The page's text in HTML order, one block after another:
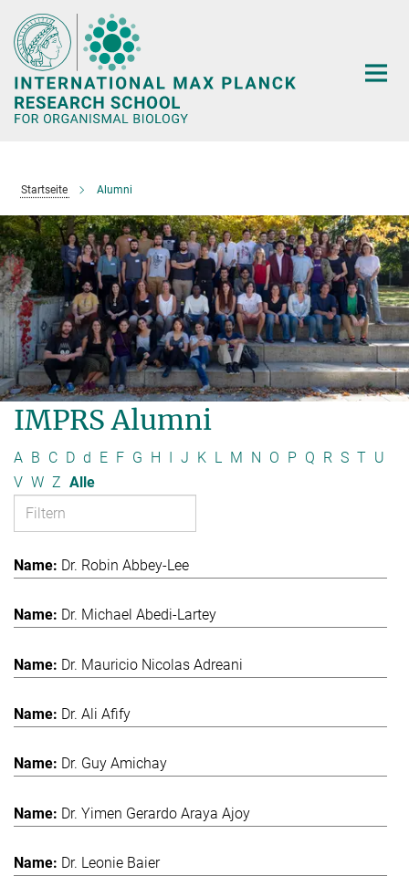
Hauptinhalt
Startseite Alumni
IMPRS Alumni
A B C D d E F G H J K L M N O P Q R S T U
V W Z Alle
Dr. Robin Abbey-Lee
Dr. Michael Abedi-Lartey
Dr. Mauricio Nicolas Adreani
Dr. Ali Afify
Dr. Guy Amichay
Dr. Yimen Gerardo Araya Ajoy
Dr. Leonie Baier